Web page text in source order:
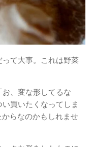
て大事。これは野菜
、変な形してるな
買いたくなってしま
らなのかもしれませ